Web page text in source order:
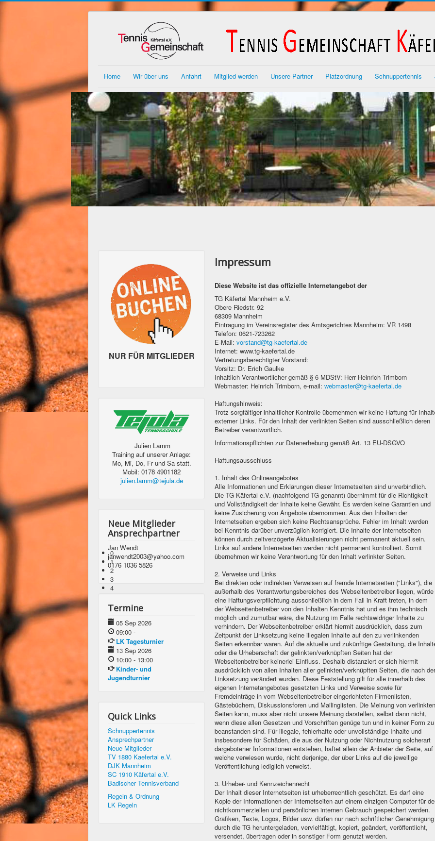
Home Wir über uns Anfahrt Mitglied werden Unsere Partner Platzordnung Schnuppertennis
0
1
2
3
4
NUR FÜR MITGLIEDER
Julien Lamm
Training auf unserer Anlage:
Mo, Mi, Do, Fr und Sa statt.
Mobil: 0178 4901182
julien.lamm@tejula.de
Neue Mitglieder
Ansprechpartner
Jan Wendt
janwendt2003@yahoo.com
0176 1036 5826
Termine
05 Sep 2026
09:00 -
LK Tagesturnier
13 Sep 2026
10:00 - 13:00
Kinder- und
Jugendturnier
Quick Links
Schnuppertennis
Ansprechpartner
Neue Mitglieder
TV 1880 Kaefertal e.V.
DJK Mannheim
SC 1910 Käfertal e.V.
Badischer Tennisverband
Regeln & Ordnung
LK Regeln
Impressum
Diese Website ist das offizielle Internetangebot der
TG Käfertal Mannheim e.V.
Obere Riedstr. 92
68309 Mannheim
Eintragung im Vereinsregister des Amtsgerichtes Mannheim: VR 1498
Telefon: 0621-723262
E-Mail: vorstand@tg-kaefertal.de
Internet: www.tg-kaefertal.de
Vertretungsberechtigter Vorstand:
Vorsitz: Dr. Erich Gaulke
Inhaltlich Verantwortlicher gemäß § 6 MDStV: Herr Heinrich Trimborn
Webmaster: Heinrich Trimborn, e-mail: webmaster@tg-kaefertal.de
Haftungshinweis:
Trotz sorgfältiger inhaltlicher Kontrolle übernehmen wir keine Haftung für
externer Links. Für den Inhalt der verlinkten Seiten sind ausschließlich deren
Betreiber verantwortlich.
Informationspflichten zur Datenerhebung gemäß Art. 13 EU-DSGVO
Haftungsausschluss
1. Inhalt des Onlineangebotes
Alle Informationen und Erklärungen dieser Internetseiten sind unverbindlich.
Die TG Käfertal e.V. (nachfolgend TG genannt) übernimmt für die Richtigkeit
und Vollständigkeit der Inhalte keine Gewähr. Es werden keine Garantien und
keine Zusicherung von Angebote übernommen. Aus den Inhalten der
Internetseiten ergeben sich keine Rechtsansprüche. Fehler im Inhalt werden
bei Kenntnis darüber unverzüglich korrigiert. Die Inhalte der Internetseiten
können durch zeitverzögerte Aktualisierungen nicht permanent aktuell sein.
Links auf andere Internetseiten werden nicht permanent kontrolliert. Somit
übernehmen wir keine Verantwortung für den Inhalt verlinkter Seiten.
2. Verweise und Links
Bei direkten oder indirekten Verweisen auf fremde Internetseiten ("Links"), die
außerhalb des Verantwortungsbereiches des Webseitenbetreiber liegen, würde
eine Haftungsverpflichtung ausschließlich in dem Fall in Kraft treten, in dem
der Webseitenbetreiber von den Inhalten Kenntnis hat und es ihm technisch
möglich und zumutbar wäre, die Nutzung im Falle rechtswidriger Inhalte zu
verhindern. Der Webseitenbetreiber erklärt hiermit ausdrücklich, dass zum
Zeitpunkt der Linksetzung keine illegalen Inhalte auf den zu verlinkenden
Seiten erkennbar waren. Auf die aktuelle und zukünftige Gestaltung, die
oder die Urheberschaft der gelinkten/verknüpften Seiten hat der
Webseitenbetreiber keinerlei Einfluss. Deshalb distanziert er sich hiermit
ausdrücklich von allen Inhalten aller gelinkten/verknüpften Seiten, die nach der
Linksetzung verändert wurden. Diese Feststellung gilt für alle innerhalb des
eigenen Internetangebotes gesetzten Links und Verweise sowie für
Fremdeinträge in vom Webseitenbetreiber eingerichteten Firmenlisten,
Gästebüchern, Diskussionsforen und Mailinglisten. Die Meinung von verlinkten
Seiten kann, muss aber nicht unsere Meinung darstellen, selbst dann nicht,
wenn diese allen Gesetzen und Vorschriften genüge tun und in keiner Form zu
beanstanden sind. Für illegale, fehlerhafte oder unvollständige Inhalte und
insbesondere für Schäden, die aus der Nutzung oder Nichtnutzung solcherart
dargebotener Informationen entstehen, haftet allein der Anbieter der Seite, auf
welche verwiesen wurde, nicht derjenige, der über Links auf die jeweilige
Veröffentlichung lediglich verweist.
3. Urheber- und Kennzeichenrecht
Der Inhalt dieser Internetseiten ist urheberrechtlich geschützt. Es darf eine
Kopie der Informationen der Internetseiten auf einem einzigen Computer für
nichtkommerziellen und persönlichen internen Gebrauch gespeichert werden.
Grafiken, Texte, Logos, Bilder usw. dürfen nur nach schriftlicher Genehmigung
durch die TG heruntergeladen, vervielfältigt, kopiert, geändert, veröffentlicht,
versendet, übertragen oder in sonstiger Form genutzt werden.